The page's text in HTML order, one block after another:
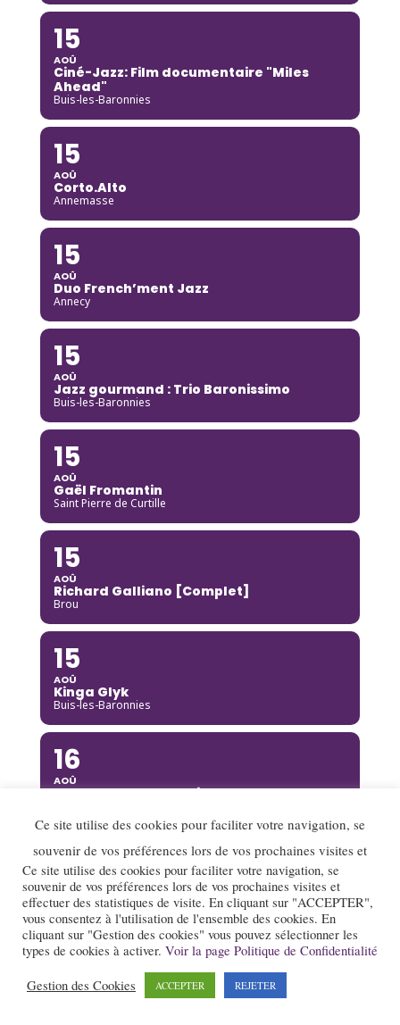
15
AOÛ
Ciné-Jazz: Film documentaire "Miles
Ahead"
Buis-les-Baronnies
15
AOÛ
Corto.Alto
Annemasse
15
AOÛ
Duo French’ment Jazz
Annecy
15
AOÛ
Jazz gourmand : Trio Baronissimo
Buis-les-Baronnies
15
AOÛ
Gaël Fromantin
Saint Pierre de Curtille
15
AOÛ
Richard Galliano [Complet]
Brou
15
AOÛ
Kinga Glyk
Buis-les-Baronnies
16
AOÛ
Hot Club de Boukravie
16
AOÛ
The Franc Connection Quintet
Saint-Pierre-sur-Doux
17
AOÛ
Jazz au village : Lady Scott Quartet
Ce site utilise des cookies pour faciliter votre navigation, se
souvenir de vos préférences lors de vos prochaines visites et
Ce site utilise des cookies pour faciliter votre navigation, se
souvenir de vos préférences lors de vos prochaines visites et
effectuer des statistiques de visite. En cliquant sur "ACCEPTER",
vous consentez à l'utilisation de l'ensemble des cookies. En
cliquant sur "Gestion des cookies" vous pouvez sélectionner les
types de cookies à activer. Voir la page Politique de Confidentialité
Gestion des Cookies ACCEPTER REJETER